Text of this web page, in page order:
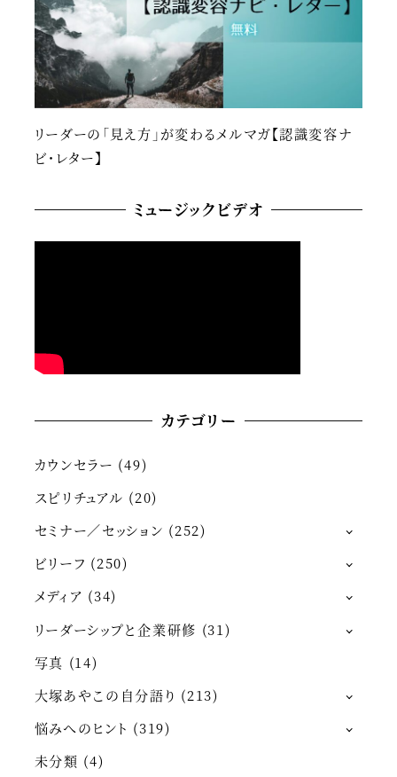
リーダーの「見え方」が変わるメルマガ【認識変容ナ
ビ・レター】
ミュージックビデオ
カテゴリー
カウンセラー (49)
スピリチュアル (20)
セミナー／セッション (252)
ビリーフ (250)
メディア (34)
リーダーシップと企業研修 (31)
写真 (14)
大塚あやこの自分語り (213)
悩みへのヒント (319)
未分類 (4)